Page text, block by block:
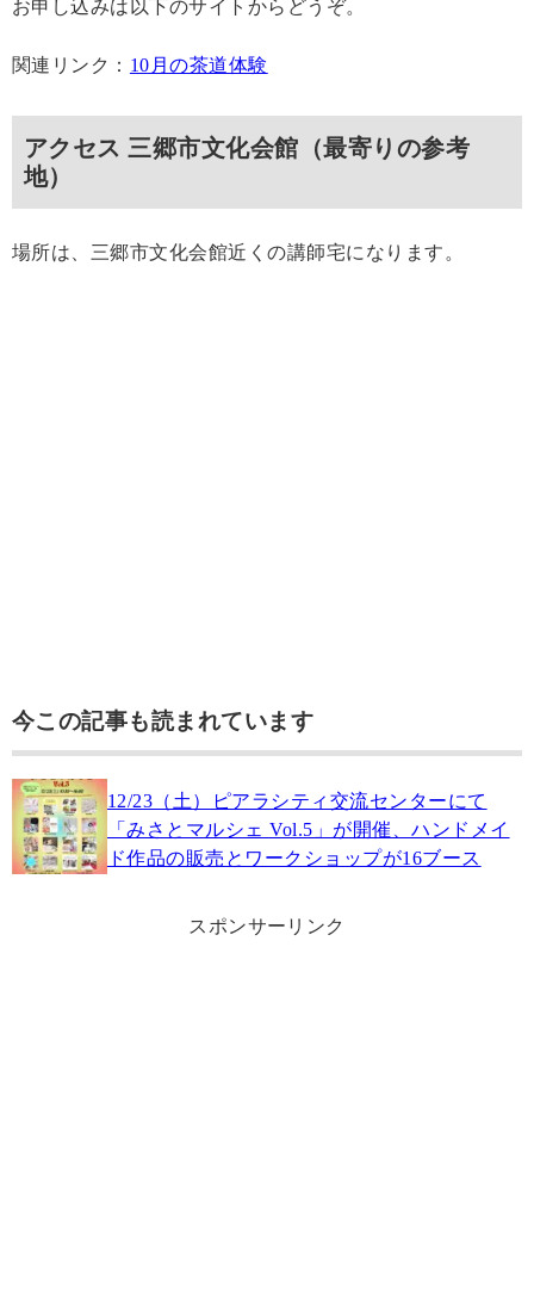
お申し込みは以下のサイトからどうぞ。
関連リンク： 10月の茶道体験
アクセス 三郷市文化会館（最寄りの参考
地）
場所は、三郷市文化会館近くの講師宅になります。
今この記事も読まれています
12/23（土）ピアラシティ交流センターにて
「みさとマルシェ Vol.5」が開催、ハンドメイ
ド作品の販売とワークショップが16ブース
スポンサーリンク